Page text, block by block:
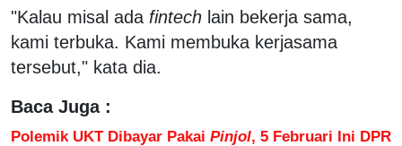
"Kalau misal ada fintech lain bekerja sama,
kami terbuka. Kami membuka kerjasama
tersebut," kata dia.
Baca Juga :
Polemik UKT Dibayar Pakai Pinjol, 5 Februari Ini DPR